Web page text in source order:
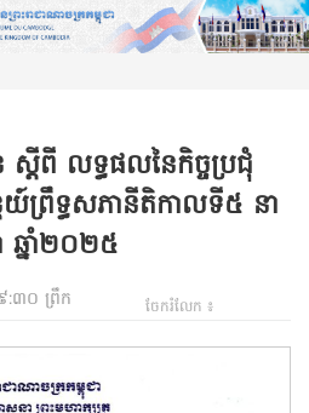
តីពី លទ្ធផលនៃកិច្ចប្រជុំ
ៃយ៍ព្រឹទ្ធសភានីតិកាលទី៥ នា
ឆ្នាំ២០២៥
:៣០ ព្រឹក ចែករំលែក ៖